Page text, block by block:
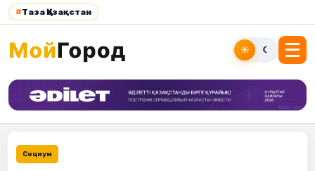
#Таза Қазақстан
☀ ☾
Социум